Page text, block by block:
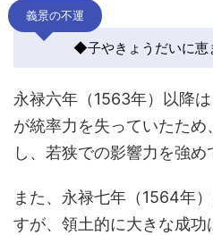
義景の不運
◆子やきょうだいに恵
永禄六年（1563年）以降
が統率力を失っていたため
し、若狭での影響力を強め
また、永禄七年（1564年
すが、領土的に大きな成功